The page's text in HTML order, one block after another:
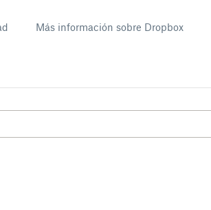
Más información sobre Dropbox
segundo plano?